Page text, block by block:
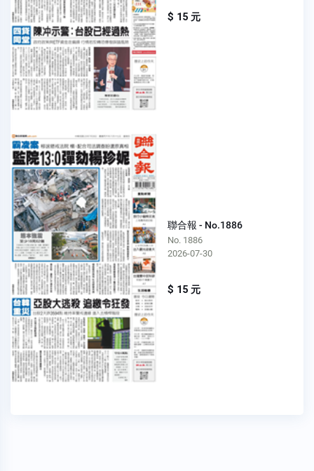
$ 15 元
聯合報 - No.1886
No. 1886
2026-07-30
$ 15 元